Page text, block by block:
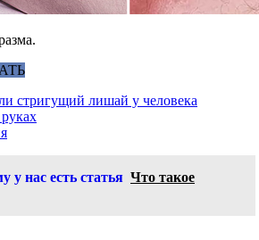
стригущий лишай у человека
у нас есть статья Что такое